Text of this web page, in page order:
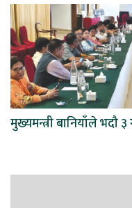
मुख्यमन्त्री बानियाँले भदौ